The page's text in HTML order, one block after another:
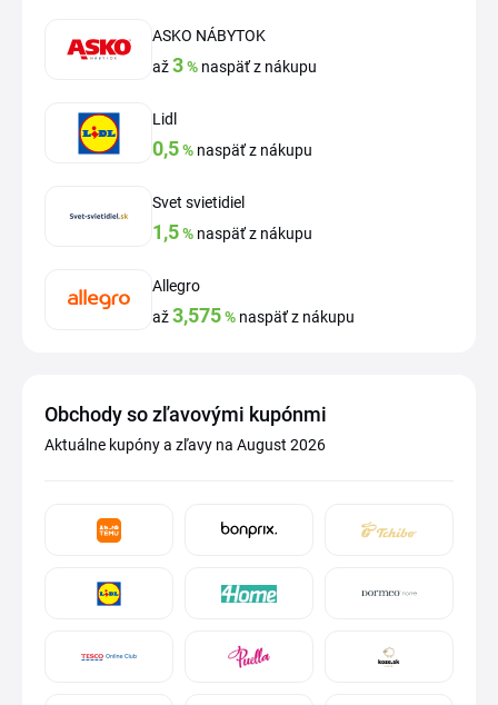
ASKO NÁBYTOK
až3% naspäť z nákupu
Lidl
0,5% naspäť z nákupu
Svet svietidiel
1,5% naspäť z nákupu
Allegro
až3,575% naspäť z nákupu
Obchody so zľavovými kupónmi
Aktuálne kupóny a zľavy na August 2026